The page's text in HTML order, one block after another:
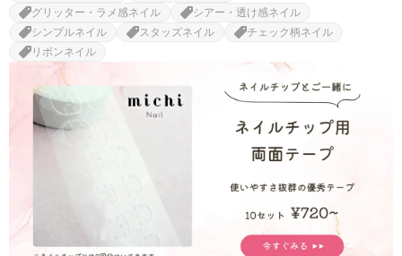
グリッター・ラメ感ネイル
シアー・透け感ネイル
シンプルネイル
スタッズネイル
チェック柄ネイル
リボンネイル